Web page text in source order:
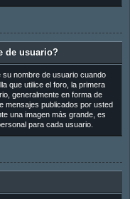
de usuario?
nombre de usuario cuando
que utilice el foro, la primera
generalmente en forma de
mensajes publicados por usted
una imagen más grande, es
para cada usuario.